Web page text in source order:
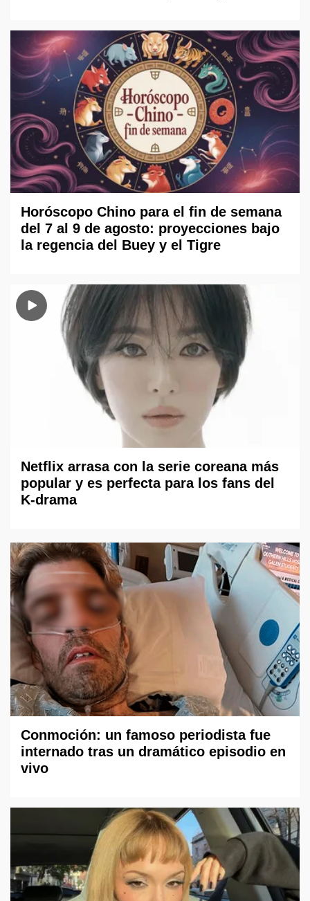
Horóscopo Chino para el fin de semana
del 7 al 9 de agosto: proyecciones bajo
la regencia del Buey y el Tigre
Netflix arrasa con la serie coreana más
popular y es perfecta para los fans del
K-drama
Conmoción: un famoso periodista fue
internado tras un dramático episodio en
vivo